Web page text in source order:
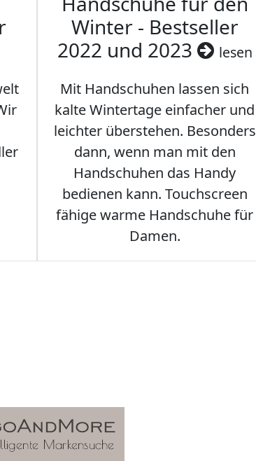
Winter - Bestseller
2022 und 2023
lesen
Mit Handschuhen lassen sich
kalte Wintertage einfacher und
leichter überstehen. Besonders
dann, wenn man mit den
Handschuhen das Handy
bedienen kann. Touchscreen
fähige warme Handschuhe für
Damen.